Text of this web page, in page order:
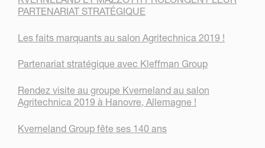
PARTENARIAT STRATÉGIQUE
Les faits marquants au salon Agritechnica 2019 !
Partenariat stratégique avec Kleffman Group
Rendez visite au groupe Kverneland au salon
Agritechnica 2019 à Hanovre, Allemagne !
Kverneland Group fête ses 140 ans